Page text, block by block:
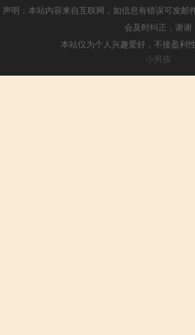
声明：本站内容来自互联网，如信息有错误可发邮
会及时纠正，谢谢
本站仅为个人兴趣爱好，不接盈利
小男孩